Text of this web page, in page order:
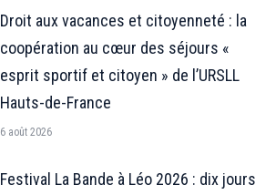
Droit aux vacances et citoyenneté : la
coopération au cœur des séjours «
esprit sportif et citoyen » de l’URSLL
Hauts-de-France
6 août 2026
Festival La Bande à Léo 2026 : dix jours